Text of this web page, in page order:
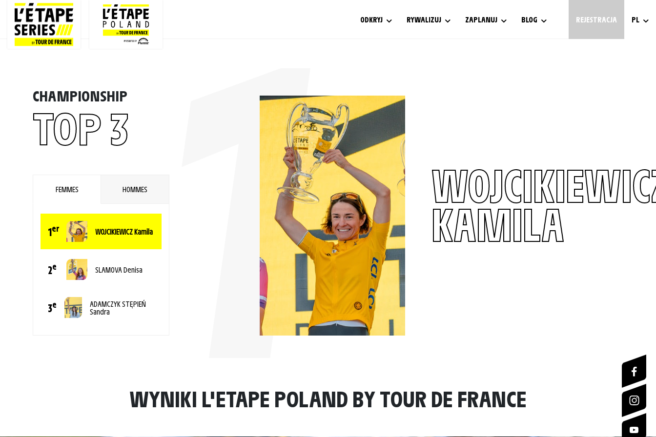
ODKRYJ RYWALIZUJ ZAPLANUJ BLOG REJESTRACJA PL
CHAMPIONSHIP
TOP 3
FEMMES HOMMES
1er WOJCIKIEWICZ Kamila
2e SLAMOVA Denisa
3e
ADAMCZYK STĘPIEŃ
Sandra
1 KAMILA
WYNIKI L'ETAPE POLAND BY TOUR DE FRANCE